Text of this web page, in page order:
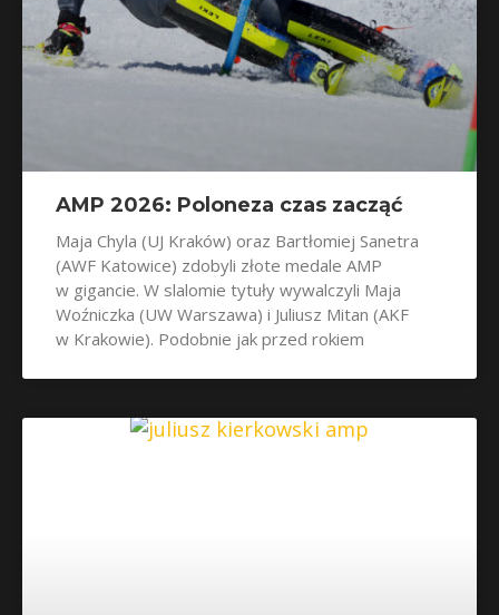
AMP 2026: Poloneza czas zacząć
Maja Chyla (UJ Kraków) oraz Bartłomiej Sanetra
(AWF Katowice) zdobyli złote medale AMP
w gigancie. W slalomie tytuły wywalczyli Maja
Woźniczka (UW Warszawa) i Juliusz Mitan (AKF
w Krakowie). Podobnie jak przed rokiem